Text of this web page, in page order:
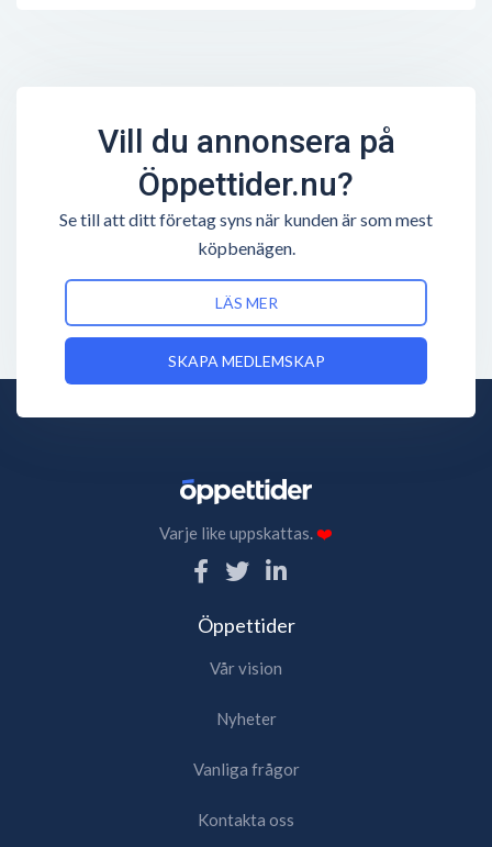
Vill du annonsera på
Öppettider.nu?
Se till att ditt företag syns när kunden är som mest
köpbenägen.
LÄS MER
SKAPA MEDLEMSKAP
Varje like uppskattas.❤️
Öppettider
Vår vision
Nyheter
Vanliga frågor
Kontakta oss